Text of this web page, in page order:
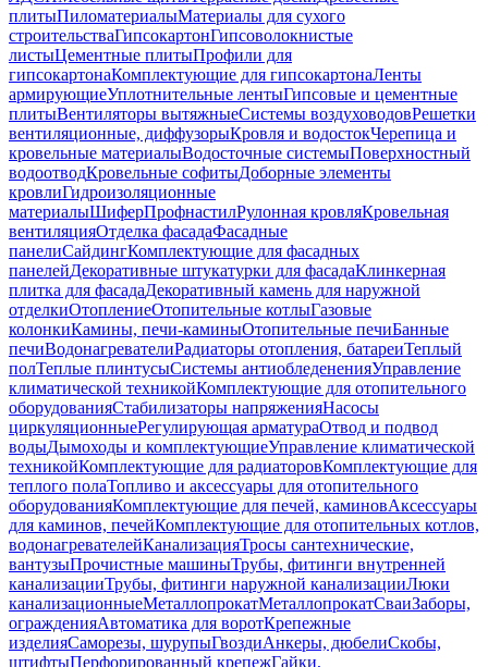
плитыПиломатериалыМатериалы для сухого
строительстваГипсокартонГипсоволокнистые
листыЦементные плитыПрофили для
гипсокартонаКомплектующие для гипсокартонаЛенты
армирующиеУплотнительные лентыГипсовые и цементные
плитыВентиляторы вытяжныеСистемы воздуховодовРешетки
вентиляционные, диффузорыКровля и водостокЧерепица и
кровельные материалыВодосточные системыПоверхностный
водоотводКровельные софитыДоборные элементы
кровлиГидроизоляционные
материалыШиферПрофнастилРулонная кровляКровельная
вентиляцияОтделка фасадаФасадные
панелиСайдингКомплектующие для фасадных
панелейДекоративные штукатурки для фасадаКлинкерная
плитка для фасадаДекоративный камень для наружной
отделкиОтоплениеОтопительные котлыГазовые
колонкиКамины, печи-каминыОтопительные печиБанные
печиВодонагревателиРадиаторы отопления, батареиТеплый
полТеплые плинтусыСистемы антиобледененияУправление
климатической техникойКомплектующие для отопительного
оборудованияСтабилизаторы напряженияНасосы
циркуляционныеРегулирующая арматураОтвод и подвод
водыДымоходы и комплектующиеУправление климатической
техникойКомплектующие для радиаторовКомплектующие для
теплого полаТопливо и аксессуары для отопительного
оборудованияКомплектующие для печей, каминовАксессуары
для каминов, печейКомплектующие для отопительных котлов,
водонагревателейКанализацияТросы сантехнические,
вантузыПрочистные машиныТрубы, фитинги внутренней
канализацииТрубы, фитинги наружной канализацииЛюки
канализационныеМеталлопрокатМеталлопрокатСваиЗаборы,
огражденияАвтоматика для воротКрепежные
изделияСаморезы, шурупыГвоздиАнкеры, дюбелиСкобы,
штифтыПерфорированный крепежГайки,